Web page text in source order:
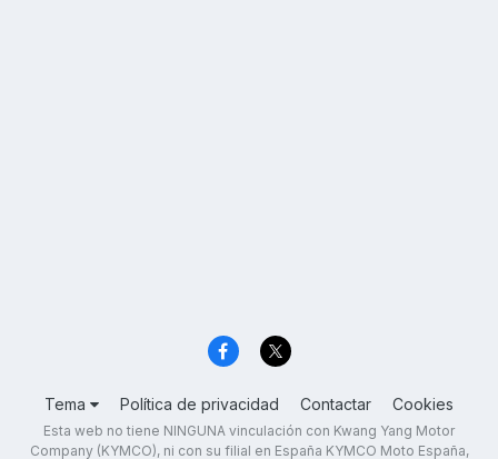
Tema Política de privacidad Contactar Cookies
Esta web no tiene NINGUNA vinculación con Kwang Yang Motor
Company (KYMCO), ni con su filial en España KYMCO Moto España,